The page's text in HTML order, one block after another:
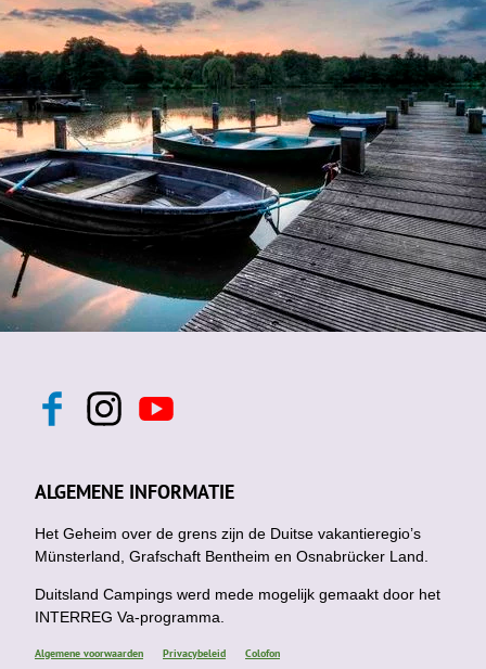
F
b
o
k
I
n
a
g
a
m
Y
o
u
b
ALGEMENE INFORMATIE
Het Geheim over de grens zijn de Duitse vakantieregio’s
Münsterland, Grafschaft Bentheim en Osnabrücker Land.
Duitsland Campings werd mede mogelijk gemaakt door het
INTERREG Va-programma.
Algemene voorwaarden Privacybeleid Colofon